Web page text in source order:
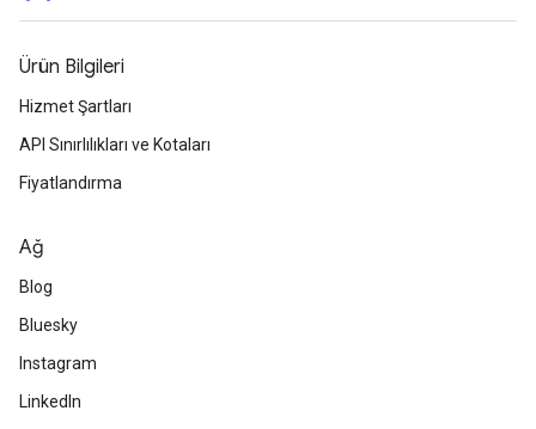
Ürün Bilgileri
Hizmet Şartları
API Sınırlılıkları ve Kotaları
Fiyatlandırma
Ağ
Blog
Bluesky
Instagram
LinkedIn